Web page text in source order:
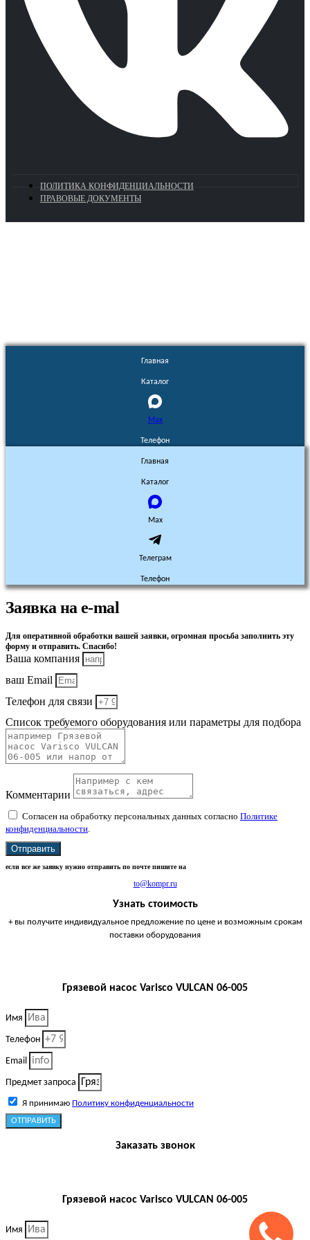
ПОЛИТИКА КОНФИДЕНЦИАЛЬНОСТИ
ПРАВОВЫЕ ДОКУМЕНТЫ
Главная
Каталог
Max
Телефон
Главная
Каталог
Max
Телеграм
Телефон
Заявка на e-mal
Для оперативной обработки вашей заявки, огромная просьба заполнить эту
форму и отправить. Спасибо!
Ваша компания
ваш Email
Телефон для связи
Список требуемого оборудования или параметры для подбора
Комментарии
Согласен на обработку персональных данных согласно Политике
конфиденциальности.
Отправить
если все же заявку нужно отправить по почте пишите на
to@kompr.ru
Узнать стоимость
+ вы получите индивидуальное предложение по цене и возможным срокам
поставки оборудования
Грязевой насос Varisco VULCAN 06-005
Имя
Телефон
Email
Предмет запроса
Я принимаю Политику конфиденциальности
ОТПРАВИТЬ
Заказать звонок
Грязевой насос Varisco VULCAN 06-005
Имя